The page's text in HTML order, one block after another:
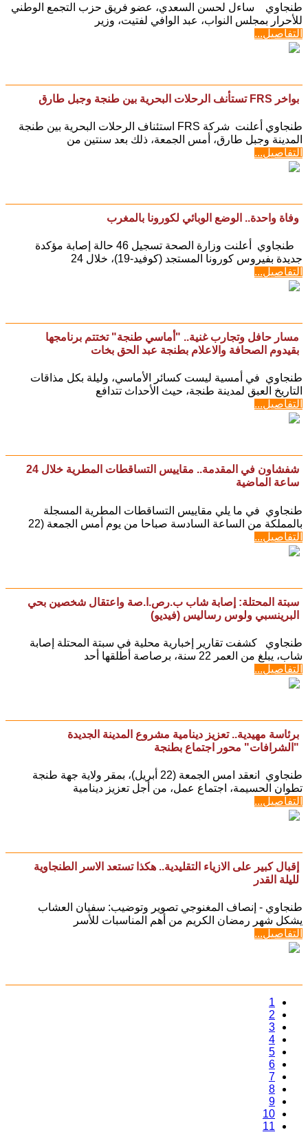
طنجاوي ساءل لحسن السعدي، عضو فريق حزب التجمع الوطني
للأحرار بمجلس النواب، عبد الوافي لفتيت، وزير
التفاصيل...
بواخر FRS تستأنف الرحلات البحرية بين طنجة وجبل طارق
طنجاوي أعلنت شركة FRS استئناف الرحلات البحرية بين طنجة
المدينة وجبل طارق، أمس الجمعة، ذلك بعد سنتين من
التفاصيل...
وفاة واحدة.. الوضع الوبائي لكورونا بالمغرب
طنجاوي أعلنت وزارة الصحة تسجيل 46 حالة إصابة مؤكدة
جديدة بفيروس كورونا المستجد (كوفيد-19)، خلال 24
التفاصيل...
مسار حافل وتجارب غنية.. "أماسي طنجة" تختتم برنامجها
بقيدوم الصحافة والاعلام بطنجة عبد الحق بخات
طنجاوي في أمسية ليست كسائر الأماسي، وليلة بكل مذاقات
التاريخ العبق لمدينة طنجة، حيث الأحداث تتدافع
التفاصيل...
شفشاون في المقدمة.. مقاييس التساقطات المطرية خلال 24
ساعة الماضية
طنجاوي في ما يلي مقاييس التساقطات المطرية المسجلة
بالمملكة من الساعة السادسة صباحا من يوم أمس الجمعة (22
التفاصيل...
سبتة المحتلة: إصابة شاب ب.رص.ا.صة واعتقال شخصين بحي
البرينسبي ولوس رساليس (فيديو)
طنجاوي كشفت تقارير إخبارية محلية في سبتة المحتلة إصابة
شاب، يبلغ من العمر 22 سنة، برصاصة أطلقها أحد
التفاصيل...
برئاسة مهيدية.. تعزيز دينامية مشروع المدينة الجديدة
"الشرافات" محور اجتماع بطنجة
طنجاوي انعقد امس الجمعة (22 أبريل)، بمقر ولاية جهة طنجة
تطوان الحسيمة، اجتماع عمل، من أجل تعزيز دينامية
التفاصيل...
إقبال كبير على الازياء التقليدية.. هكذا تستعد الاسر الطنجاوية
لليلة القدر
طنجاوي - إنصاف المغنوجي تصوير وتوضيب: سفيان العشاب
يشكل شهر رمضان الكريم من أهم المناسبات للأسر
التفاصيل...
1
2
3
4
5
6
7
8
9
10
11